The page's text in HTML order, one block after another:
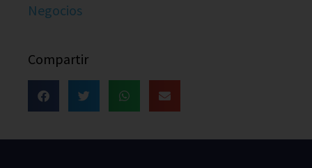
Negocios
Compartir